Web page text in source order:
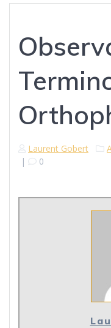
Laurent Gobert
|
0